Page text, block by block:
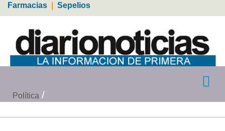
Farmacias Sepelios
Política